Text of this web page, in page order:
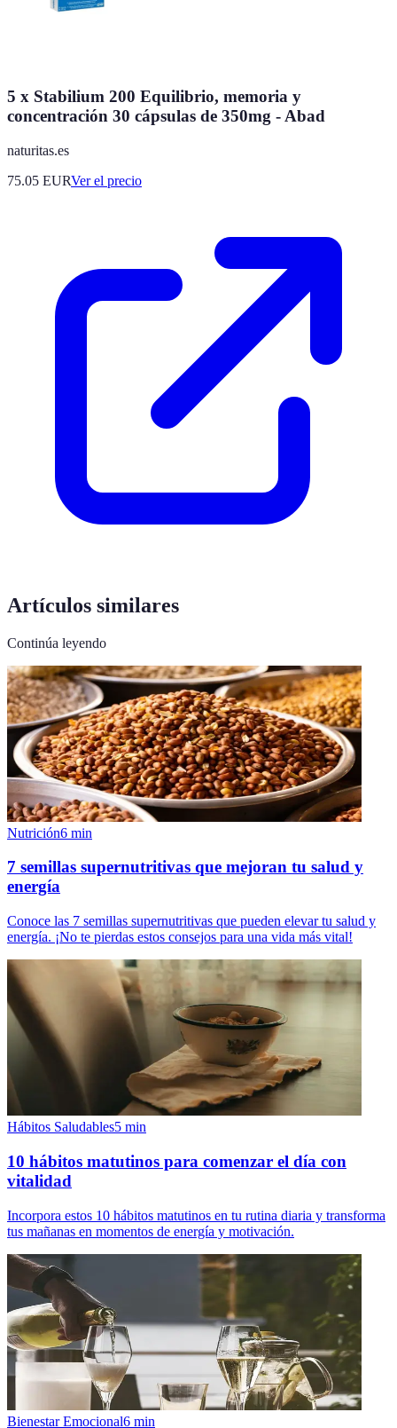
5 x Stabilium 200 Equilibrio, memoria y
concentración 30 cápsulas de 350mg - Abad
naturitas.es
75.05 EURVer el precio
Artículos similares
Continúa leyendo
Nutrición6 min
7 semillas supernutritivas que mejoran tu salud y
energía
Conoce las 7 semillas supernutritivas que pueden elevar tu salud y
energía. ¡No te pierdas estos consejos para una vida más vital!
Hábitos Saludables5 min
10 hábitos matutinos para comenzar el día con
vitalidad
Incorpora estos 10 hábitos matutinos en tu rutina diaria y transforma
tus mañanas en momentos de energía y motivación.
Bienestar Emocional6 min